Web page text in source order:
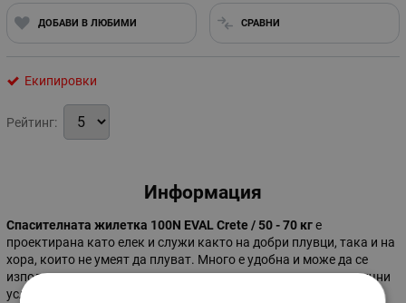
ДОБАВИ В ЛЮБИМИ СРАВНИ
Екипировки
Рейтинг:
Информация
Спасителната жилетка 100N EVAL Crete / 50 - 70 кге
проектирана като елек и служи както на добри плувци, така и на
хора, които не умеят да плуват. Много е удобна и може да се
използва продължително време дори при лоши метеорологични
условия. При необходимост, защитната яка поддържа